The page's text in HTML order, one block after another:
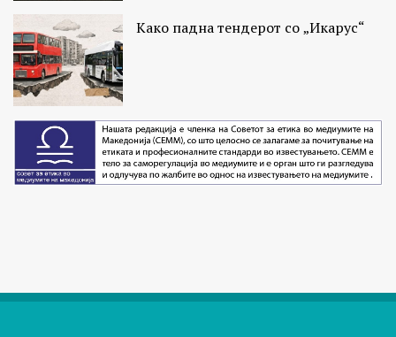
Како падна тендерот со „Икарус“